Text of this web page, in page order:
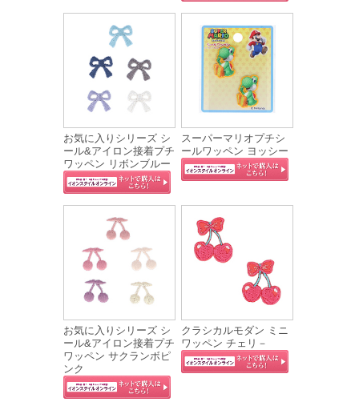
お気に入りシリーズ シ
ール&アイロン接着プチ
ワッペン リボンブルー
スーパーマリオプチシ
ールワッペン ヨッシー
お気に入りシリーズ シ
ール&アイロン接着プチ
ワッペン サクランボピ
ンク
クラシカルモダン ミニ
ワッペン チェリ－